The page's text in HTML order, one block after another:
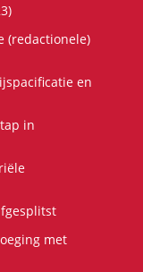
(redactionele)
en
in
met